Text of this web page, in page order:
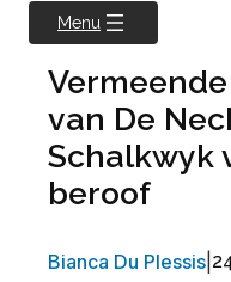
Menu
van De
Schalkwyk
beroof
Bianca Du Plessis